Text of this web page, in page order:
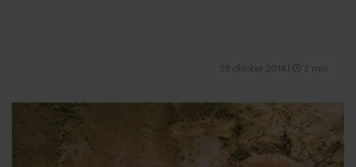
28 oktober 2014 2 min